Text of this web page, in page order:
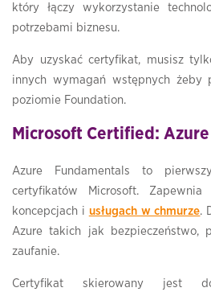
który łączy wykorzystanie
potrzebami biznesu.
Aby uzyskać certyfikat, musisz
innych wymagań wstępnych żeby
poziomie Foundation.
Microsoft Certified:
Azure Fundamentals to
certyfikatów Microsoft.
koncepcjach i usługach w chmurze.
Azure takich jak bezpieczeństwo,
zaufanie.
Certyfikat skierowany jest